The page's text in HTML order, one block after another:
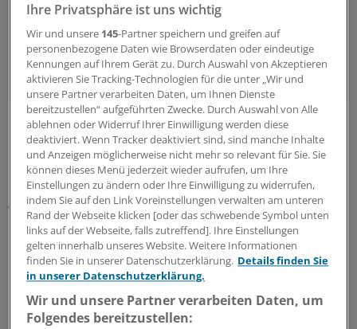
Ich bin damit einverstanden, dass mir Inhalte aus Sozialen Netzwerken und
von anderen Anbietern angezeigt werden. Damit können personenbezogene
Daten an Drittanbieter übermittelt werden. Dazu ist ggf. die Speicherung von
Cookies auf Ihrem Gerät notwendig. Weitere Information dazu finden Sie
Für Ärzte in Weiterbildung sei es wichtig, nicht nur von
Chef- und Oberärzten zu lernen, sondern von allen
Gesundheitsberufen - darunter Pflegekräften.
Besonders in der Weiterbildung befinden sich die jungen
Ärztinnen und Ärzte in einer Situation, in der es wichtig
ist, sich Wissen anzueignen und das von Kollegen, die
ihren Beruf bereits seit Jahren ausüben, so Dr. Mathes.
Unter anderem, betont die junge Ärztin, ist es auch eine
Frage des Respekts und der Anerkennung und „es
beschleunigt die eigene Lernkurve“.
Ihre Privatsphäre ist uns wichtig
Wir und unsere 145-Partner speichern und greifen auf
personenbezogene Daten wie Browserdaten oder eindeutige
Kennungen auf Ihrem Gerät zu. Durch Auswahl von Akzeptieren
aktivieren Sie Tracking-Technologien für die unter „Wir und
unsere Partner verarbeiten Daten, um Ihnen Dienste
bereitzustellen“ aufgeführten Zwecke. Durch Auswahl von Alle
ablehnen oder Widerruf Ihrer Einwilligung werden diese
deaktiviert. Wenn Tracker deaktiviert sind, sind manche Inhalte
und Anzeigen möglicherweise nicht mehr so relevant für Sie. Sie
können dieses Menü jederzeit wieder aufrufen, um Ihre
Einstellungen zu ändern oder Ihre Einwilligung zu widerrufen,
indem Sie auf den Link Voreinstellungen verwalten am unteren
Rand der Webseite klicken [oder das schwebende Symbol unten
links auf der Webseite, falls zutreffend]. Ihre Einstellungen
gelten innerhalb unseres Website. Weitere Informationen
finden Sie in unserer Datenschutzerklärung. Details finden Sie
in unserer Datenschutzerklärung.
Wir und unsere Partner verarbeiten Daten, um
Folgendes bereitzustellen: